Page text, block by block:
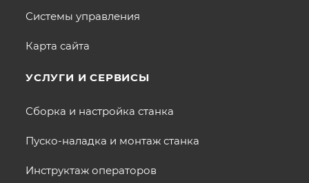
Системы управления
Карта сайта
УСЛУГИ И СЕРВИСЫ
Сборка и настройка станка
Пуско-наладка и монтаж станка
Инструктаж операторов